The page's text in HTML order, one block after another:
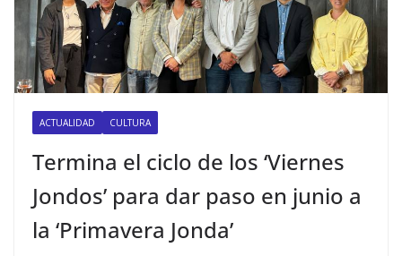
ACTUALIDAD CULTURA
Termina el ciclo de los ‘Viernes
Jondos’ para dar paso en junio a
la ‘Primavera Jonda’